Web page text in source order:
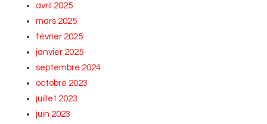
avril 2025
mars 2025
février 2025
janvier 2025
septembre 2024
octobre 2023
juillet 2023
juin 2023